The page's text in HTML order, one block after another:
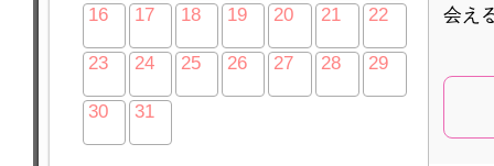
16 17 18 19 20 21 22
23 24 25 26 27 28 29
30 31
会え